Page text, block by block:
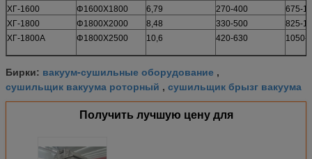
ХГ-1600
Φ1600Χ1800 6,79 270-400
675-
ХГ-1800
Φ1800Χ2000 8,48 330-500
825-
ХГ-1800А
Φ1800Χ2500 10,6 420-630 1050-
Бирки: вакуум-сушильные оборудование ,
сушильщик вакуума роторный , сушильщик брызг вакуума
Получить лучшую цену для